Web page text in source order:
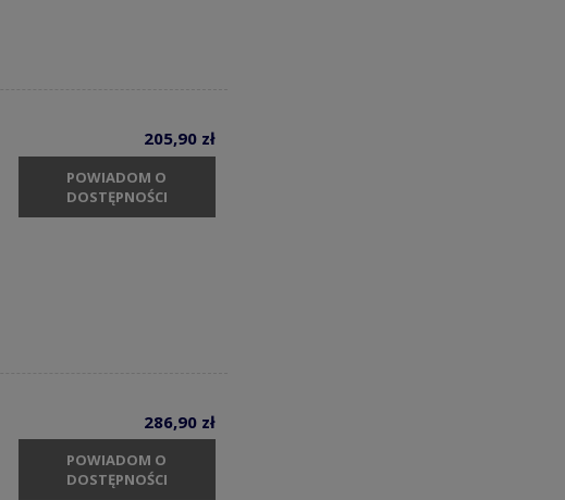
205,90 zł
POWIADOM O
DOSTĘPNOŚCI
286,90 zł
POWIADOM O
DOSTĘPNOŚCI